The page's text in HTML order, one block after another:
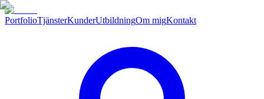
PortfolioTjänsterKunderUtbildningOm migKontakt